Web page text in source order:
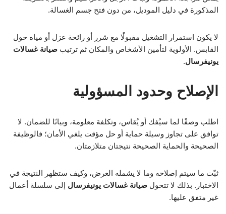
المذكورة في دليل الموديل، من دون فتح جسم الغسالة.
لا يكون استمرار التشغيل مقبولًا مع شرر أو رائحة عزل أو مياه حول
القابس. الأولوية لتأمين الأشخاص والمكان ثم ترتيب صيانة غسالات
يونيفرسال.
الإصلاح وحدود المسؤولية
اطلب وصفًا لما سيُفك أو يُقاس، وتكلفة معلومة، وبيانًا للضمان. لا
توافق على تجاوز وسيلة حماية أو حل مؤقت يلغي الأمان؛ فالوظيفة
الصحيحة والحماية الصحيحة نتيجتان متلازمتان.
ثبّت ما سيتم إصلاحه وما لا يشمله العرض، وكيف ستظهر النتيجة في
الاختبار. بذلك لا تتحول صيانة غسالات يونيفرسال إلى سلسلة أعمال
غير متفق عليها.